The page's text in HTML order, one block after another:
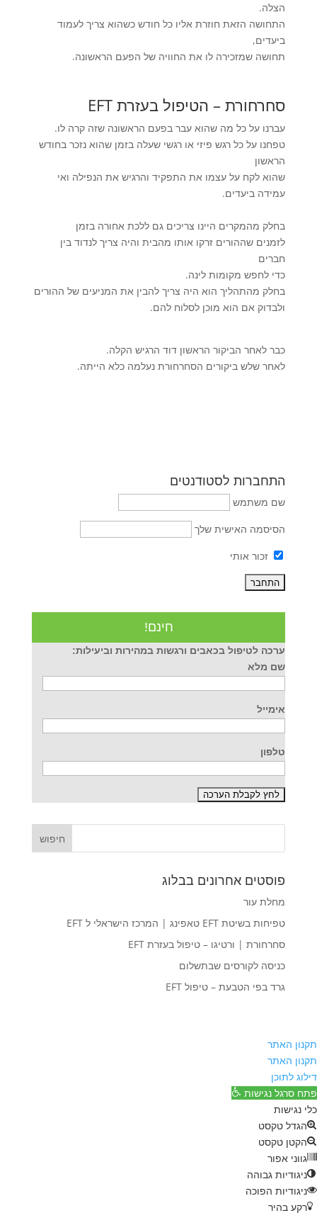
הצלה.
התחושה הזאת חוזרת אליו כל חודש כשהוא צריך לעמוד
ביעדים,
תחושה שמזכירה לו את החוויה של הפעם הראשונה.
סחרחורת – הטיפול בעזרת EFT
עברנו על כל מה שהוא עבר בפעם הראשונה שזה קרה לו.
טפחנו על כל רגש פיזי או רגשי שעלה בזמן שהוא נזכר בחודש
הראשון
שהוא לקח על עצמו את התפקיד והרגיש את הנפילה ואי
עמידה ביעדים.
בחלק מהמקרים היינו צריכים גם ללכת אחורה בזמן
לזמנים שההורים זרקו אותו מהבית והיה צריך לנדוד בין
חברים
כדי לחפש מקומות לינה.
בחלק מהתהליך הוא היה צריך להבין את המניעים של ההורים
ולבדוק אם הוא מוכן לסלוח להם.
כבר לאחר הביקור הראשון דוד הרגיש הקלה.
לאחר שלש ביקורים הסחרחורת נעלמה כלא הייתה.
התחברות לסטודנטים
שם משתמש
הסיסמה האישית שלך
זכור אותי
חינם!
ערכה לטיפול בכאבים ורגשות במהירות וביעילות:
שם מלא
אימייל
טלפון
פוסטים אחרונים בבלוג
מחלת עור
טפיחות בשיטת EFT טאפינג | המרכז הישראלי ל EFT
סחרחורת | ורטיגו – טיפול בעזרת EFT
כניסה לקורסים שבתשלום
גרד בפי הטבעת – טיפול EFT
תקנון האתר
תקנון האתר
דילוג לתוכן
פתח סרגל נגישות
כלי נגישות
הגדל טקסט
הקטן טקסט
גווני אפור
ניגודיות גבוהה
ניגודיות הפוכה
רקע בהיר